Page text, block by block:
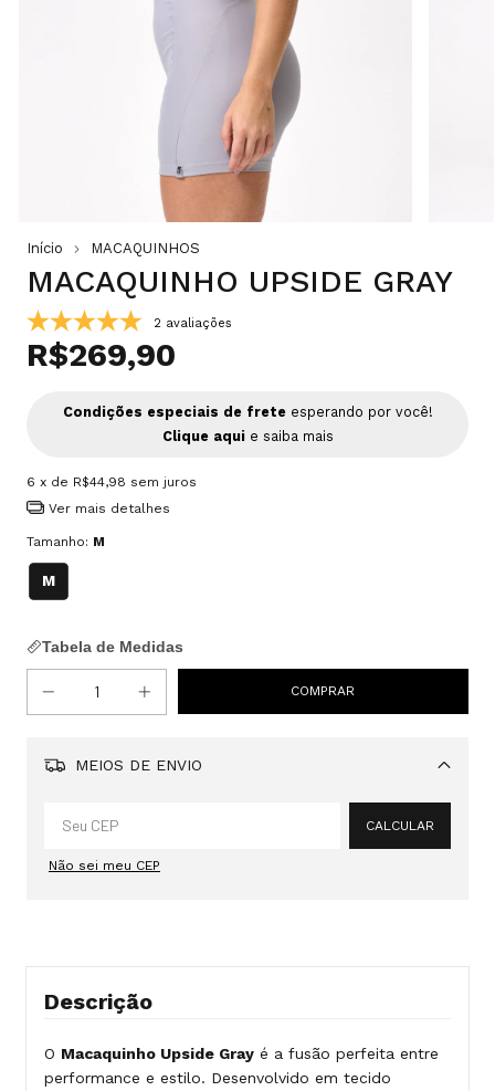
Início MACAQUINHOS
MACAQUINHO UPSIDE GRAY
2 avaliações
R$269,90
Condições especiais de freteesperando por você!
Clique aquie saiba mais
6 x de R$44,98 sem juros
Ver mais detalhes
Tamanho: M
M
Tabela de Medidas
MEIOS DE ENVIO
Alterar CEP
CALCULAR
Não sei meu CEP
Descrição
O Macaquinho Upside Gray é a fusão perfeita entre
performance e estilo. Desenvolvido em tecido